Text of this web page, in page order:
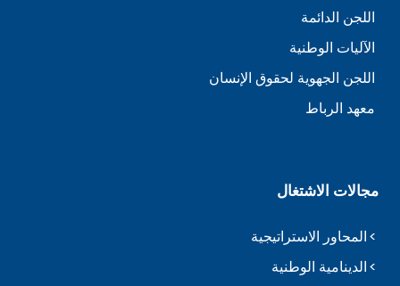
اللجن الدائمة
الآليات الوطنية
اللجن الجهوية لحقوق الإنسان
معهد الرباط
مجالات الاشتغال
المحاور الاستراتيجية
الدينامية الوطنية